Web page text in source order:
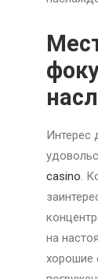
Интерес
casino.
на
хорошие